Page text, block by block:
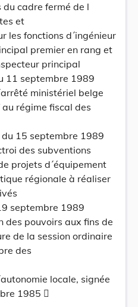
cadre fermé de l
et
les fonctions d´ingénieur
premier en rang et
principal
11 septembre 1989
ministériel belge
régime fiscal des
15 septembre 1989
des subventions
projets d´équipement
régionale à réaliser
septembre 1989
des pouvoirs aux fins de
de la session ordinaire
des
locale, signée
1985 